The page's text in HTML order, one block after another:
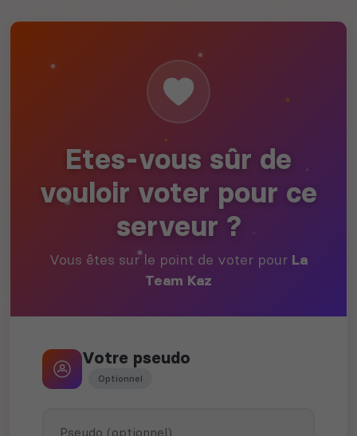
Etes-vous sûr de
vouloir voter pour ce
serveur ?
Vous êtes sur le point de voter pour La
Team Kaz
Votre pseudo
Optionnel